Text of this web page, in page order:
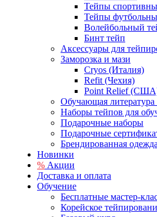
Тейпы
Тейпы
Волейбольный
Бинт тейп
Аксессуары для
Заморозка и мази
Cryos (Италия)
Refit (Чехия)
Point Relief
Обучающая
Наборы тейпов для
Подарочные наборы
Подарочные
Брендированная одежда
Новинки
% Акции
Доставка и оплата
Обучение
Бесплатные мастер-
Корейское